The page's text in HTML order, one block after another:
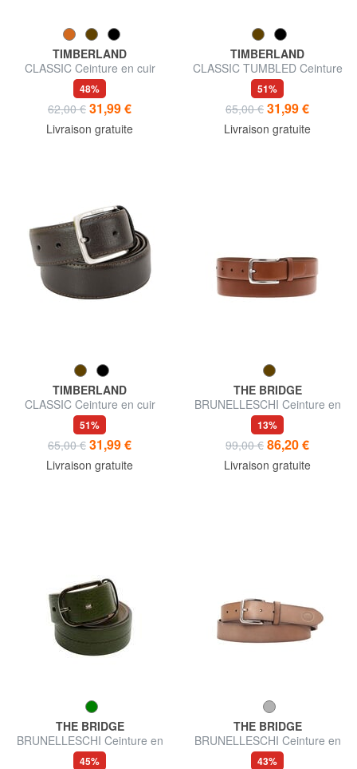
TIMBERLAND
CLASSIC Ceinture en cuir
raccourcissable
48%
62,00 € 31,99 €
Livraison gratuite
TIMBERLAND
CLASSIC TUMBLED Ceinture
en cuir raccourcissable
51%
65,00 € 31,99 €
Livraison gratuite
TIMBERLAND
CLASSIC Ceinture en cuir
Saffiano, raccourcissable
51%
65,00 € 31,99 €
Livraison gratuite
THE BRIDGE
BRUNELLESCHI Ceinture en
cuir classique
13%
99,00 € 86,20 €
Livraison gratuite
THE BRIDGE
BRUNELLESCHI Ceinture en
cuir
45%
THE BRIDGE
BRUNELLESCHI Ceinture en
cuir
43%